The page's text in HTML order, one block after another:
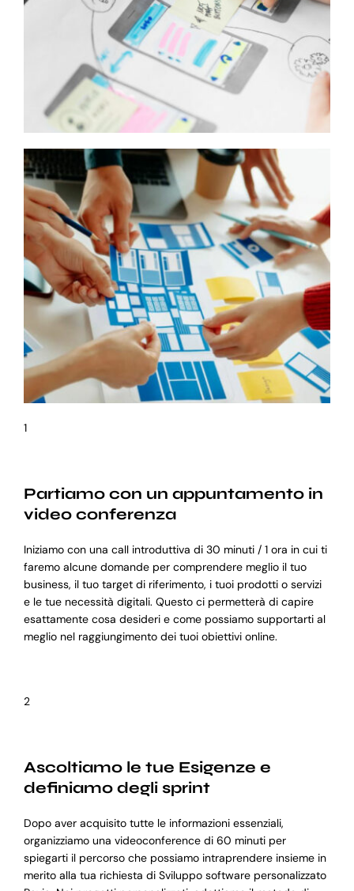
1
Partiamo con un appuntamento in
video conferenza
Iniziamo con una call introduttiva di 30 minuti / 1 ora in cui ti
faremo alcune domande per comprendere meglio il tuo
business, il tuo target di riferimento, i tuoi prodotti o servizi
e le tue necessità digitali. Questo ci permetterà di capire
esattamente cosa desideri e come possiamo supportarti al
meglio nel raggiungimento dei tuoi obiettivi online.
2
Ascoltiamo le tue Esigenze e
definiamo degli sprint
Dopo aver acquisito tutte le informazioni essenziali,
organizziamo una videoconference di 60 minuti per
spiegarti il percorso che possiamo intraprendere insieme in
merito alla tua richiesta di Sviluppo software personalizzato